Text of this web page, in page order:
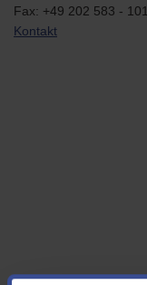
Fax: +49 202 583 - 101
Kontakt